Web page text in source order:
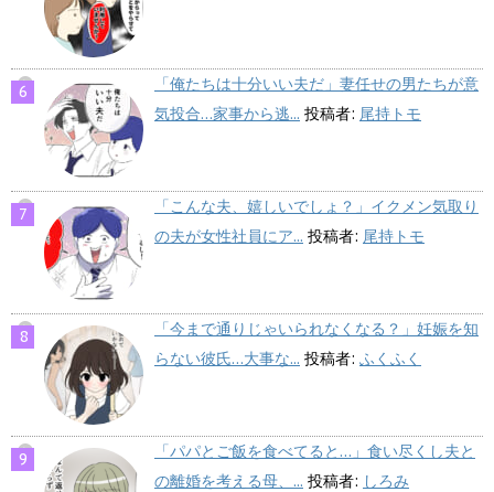
「俺たちは十分いい夫だ」妻任せの男たちが意
気投合…家事から逃... 投稿者: 尾持トモ
「こんな夫、嬉しいでしょ？」イクメン気取り
の夫が女性社員にア... 投稿者: 尾持トモ
「今まで通りじゃいられなくなる？」妊娠を知
らない彼氏…大事な... 投稿者: ふくふく
「パパとご飯を食べてると…」食い尽くし夫と
の離婚を考える母、... 投稿者: しろみ